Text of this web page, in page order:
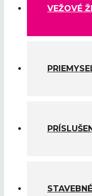
VEŽOVÉ